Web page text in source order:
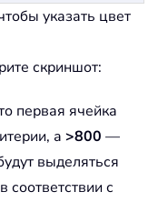
указать цвет
скриншот:
первая ячейка
а >800 —
выделяться
соответствии с